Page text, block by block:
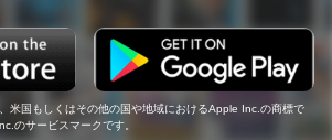
米国もしくはその他の国や地域におけるApple Inc.の商標で
のサービスマークです。